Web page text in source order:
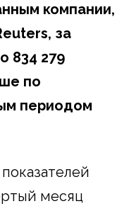
компании,
за
834 279
по
периодом
месяц